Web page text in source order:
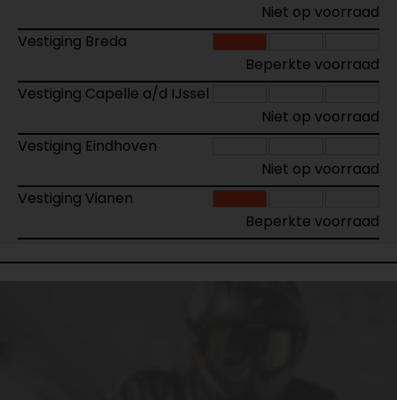
Niet op voorraad
Vestiging Breda
Beperkte voorraad
Vestiging Capelle a/d IJssel
Niet op voorraad
Vestiging Eindhoven
Niet op voorraad
Vestiging Vianen
Beperkte voorraad